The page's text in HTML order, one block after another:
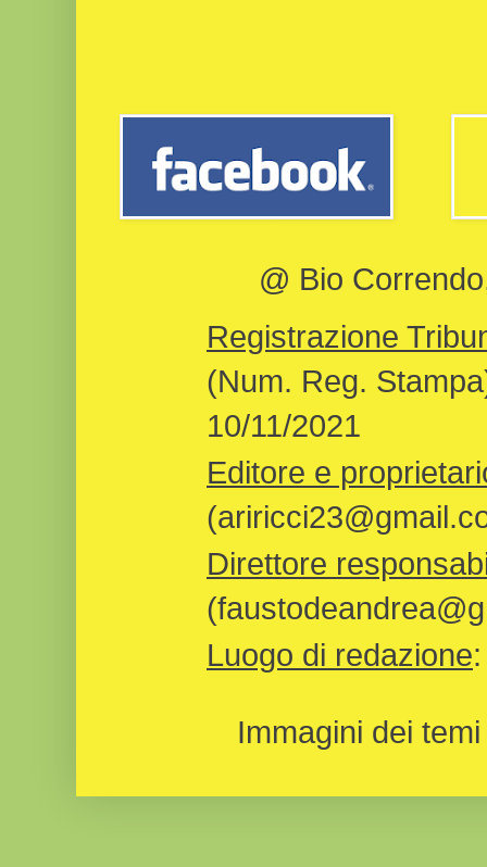
@ Bio
Registrazione
(Num. Reg.
10/11/2021
Editore e
Direttore
Luogo di redazione
Immagini dei